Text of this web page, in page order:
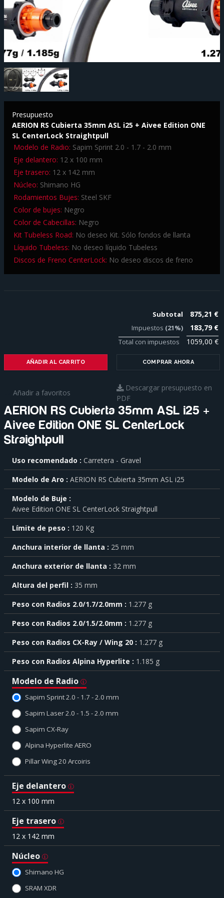
Presupuesto
AERION RS Cubierta 35mm ASL i25 + Aivee Edition ONE
SL CenterLock Straightpull
Modelo de Radio: Sapim Sprint 2.0 - 1.7 - 2.0 mm
Eje delantero: 12 x 100 mm
Eje trasero: 12 x 142 mm
Núcleo: Shimano HG
Rodamientos Bujes: Steel SKF
Color de bujes: Negro
Color de Cabecillas: Negro
Kit Tubeless Road: No deseo Kit. Sólo fondos de llanta
Líquido Tubeless: No deseo líquido Tubeless
Discos de Freno CenterLock: No deseo discos de freno
Subtotal 875,21 €
Impuestos (21%) 183,79 €
Total con impuestos 1059,00 €
AÑADIR AL CARRITO COMPRAR AHORA
Añadir a favoritos
Descargar presupuesto en
PDF
AERION RS Cubierta 35mm ASL i25 +
Aivee Edition ONE SL CenterLock
Straightpull
saber
más
sobre
cada
característica
haga
click
sobre
el
símbolo
puede
mostrar
Uso recomendado
Carretera - Gravel
Modelo de Aro
AERION RS Cubierta 35mm ASL i25
Modelo de Buje
Aivee Edition ONE SL CenterLock Straightpull
Límite de peso
120 Kg
Anchura interior de llanta
25 mm
Anchura exterior de llanta
32 mm
Altura del perfil
35 mm
Peso con Radios 2.0/1.7/2.0mm
1.277 g
Peso con Radios 2.0/1.5/2.0mm
1.277 g
Peso con Radios CX-Ray / Wing 20
1.277 g
Peso con Radios Alpina Hyperlite
1.185 g
Modelo de Radio
Sapim Sprint 2.0 - 1.7 - 2.0 mm
Sapim Laser 2.0 - 1.5 - 2.0 mm
Sapim CX-Ray
Alpina Hyperlite AERO
Pillar Wing 20 Arcoiris
Eje delantero
12 x 100 mm
Eje trasero
12 x 142 mm
Núcleo
Shimano HG
SRAM XDR